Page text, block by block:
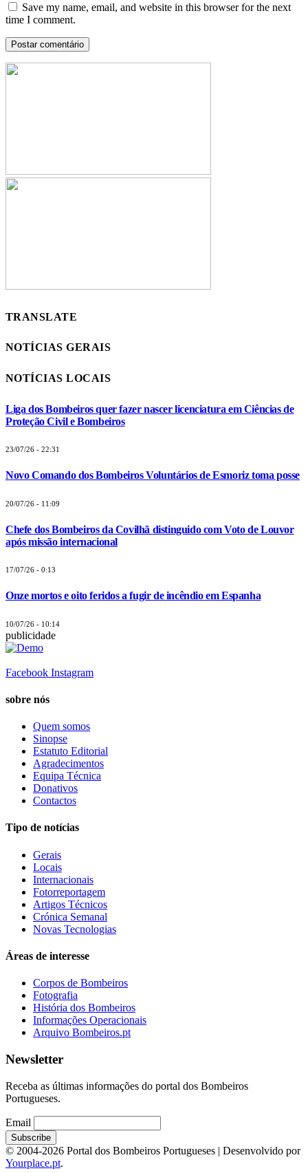
Save my name, email, and website in this browser for the next
time I comment.
TRANSLATE
NOTÍCIAS GERAIS
NOTÍCIAS LOCAIS
Liga dos Bombeiros quer fazer nascer licenciatura em Ciências de
Proteção Civil e Bombeiros
23/07/26 - 22:31
Novo Comando dos Bombeiros Voluntários de Esmoriz toma posse
20/07/26 - 11:09
Chefe dos Bombeiros da Covilhã distinguido com Voto de Louvor
após missão internacional
17/07/26 - 0:13
Onze mortos e oito feridos a fugir de incêndio em Espanha
10/07/26 - 10:14
publicidade
Facebook Instagram
sobre nós
Quem somos
Sinopse
Estatuto Editorial
Agradecimentos
Equipa Técnica
Donativos
Contactos
Tipo de notícias
Gerais
Locais
Internacionais
Fotorreportagem
Artigos Técnicos
Crónica Semanal
Novas Tecnologias
Áreas de interesse
Corpos de Bombeiros
Fotografia
História dos Bombeiros
Informações Operacionais
Arquivo Bombeiros.pt
Newsletter
Receba as últimas informações do portal dos Bombeiros
Portugueses.
Email
© 2004-2026 Portal dos Bombeiros Portugueses | Desenvolvido por
Yourplace.pt.